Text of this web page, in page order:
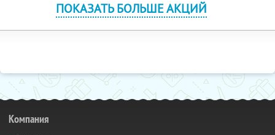
ПОКАЗАТЬ БОЛЬШЕ АКЦИЙ
Компания